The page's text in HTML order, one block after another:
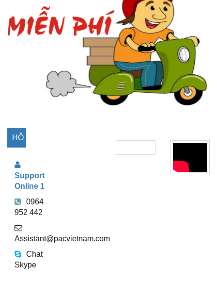
HỖ
TRỰC
Support
Online 1
0964
952 442
Assistant@pacvietnam.com
Chat
Skype